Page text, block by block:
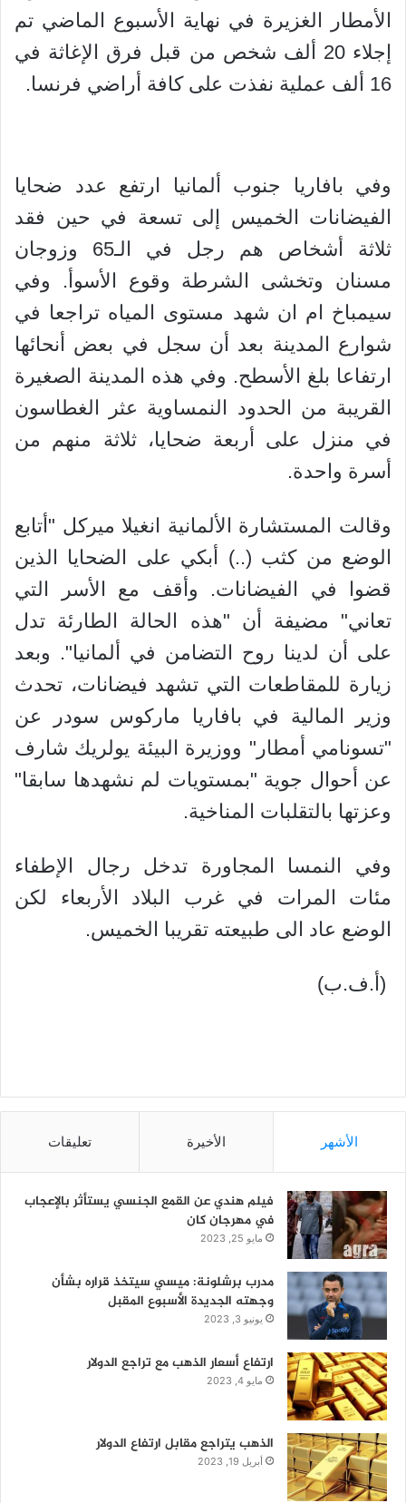
الأمطار الغزيرة في نهاية الأسبوع الماضي تم
إجلاء 20 ألف شخص من قبل فرق الإغاثة في
16 ألف عملية نفذت على كافة أراضي فرنسا.
وفي بافاريا جنوب ألمانيا ارتفع عدد ضحايا
الفيضانات الخميس إلى تسعة في حين فقد
ثلاثة أشخاص هم رجل في الـ65 وزوجان
مسنان وتخشى الشرطة وقوع الأسوأ. وفي
سيمباخ ام ان شهد مستوى المياه تراجعا في
شوارع المدينة بعد أن سجل في بعض أنحائها
ارتفاعا بلغ الأسطح. وفي هذه المدينة الصغيرة
القريبة من الحدود النمساوية عثر الغطاسون
في منزل على أربعة ضحايا، ثلاثة منهم من
أسرة واحدة.
وقالت المستشارة الألمانية انغيلا ميركل "أتابع
الوضع من كثب (..) أبكي على الضحايا الذين
قضوا في الفيضانات. وأقف مع الأسر التي
تعاني" مضيفة أن "هذه الحالة الطارئة تدل
على أن لدينا روح التضامن في ألمانيا". وبعد
زيارة للمقاطعات التي تشهد فيضانات، تحدث
وزير المالية في بافاريا ماركوس سودر عن
"تسونامي أمطار" ووزيرة البيئة يولريك شارف
عن أحوال جوية "بمستويات لم نشهدها سابقا"
وعزتها بالتقلبات المناخية.
وفي النمسا المجاورة تدخل رجال الإطفاء
مئات المرات في غرب البلاد الأربعاء لكن
الوضع عاد الى طبيعته تقريبا الخميس.
(أ.ف.ب)
الأشهر الأخيرة تعليقات
فيلم هندي عن القمع الجنسي يستأثر بالإعجاب
في مهرجان كان
مايو 25, 2023
مدرب برشلونة: ميسي سيتخذ قراره بشأن
وجهته الجديدة الأسبوع المقبل
يونيو 3, 2023
ارتفاع أسعار الذهب مع تراجع الدولار
مايو 4, 2023
الذهب يتراجع مقابل ارتفاع الدولار
أبريل 19, 2023